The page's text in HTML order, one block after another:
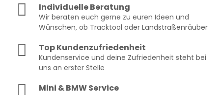
Individuelle Beratung
Wir beraten euch gerne zu euren Ideen und
Wünschen, ob Tracktool oder Landstraßenräuber
Top Kundenzufriedenheit
Kundenservice und deine Zufriedenheit steht bei
uns an erster Stelle
Mini & BMW Service